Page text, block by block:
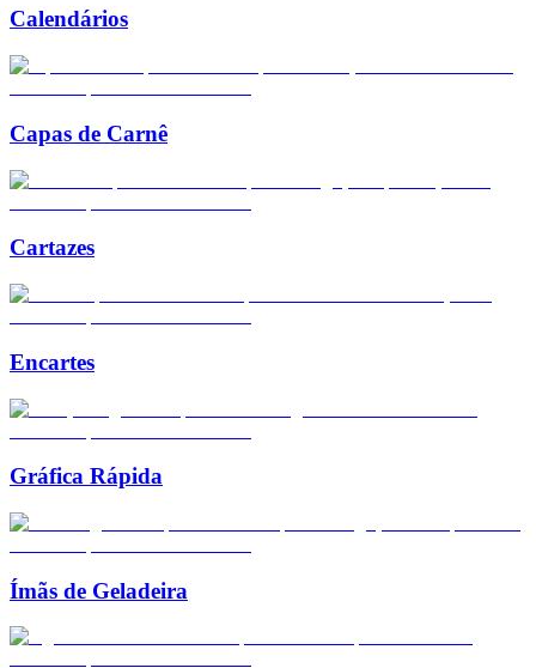
Calendários
Capas de Carnê
Cartazes
Encartes
Gráfica Rápida
Ímãs de Geladeira